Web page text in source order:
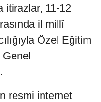
itirazlar, 11-12
il millî
Özel Eğitim
resmi internet